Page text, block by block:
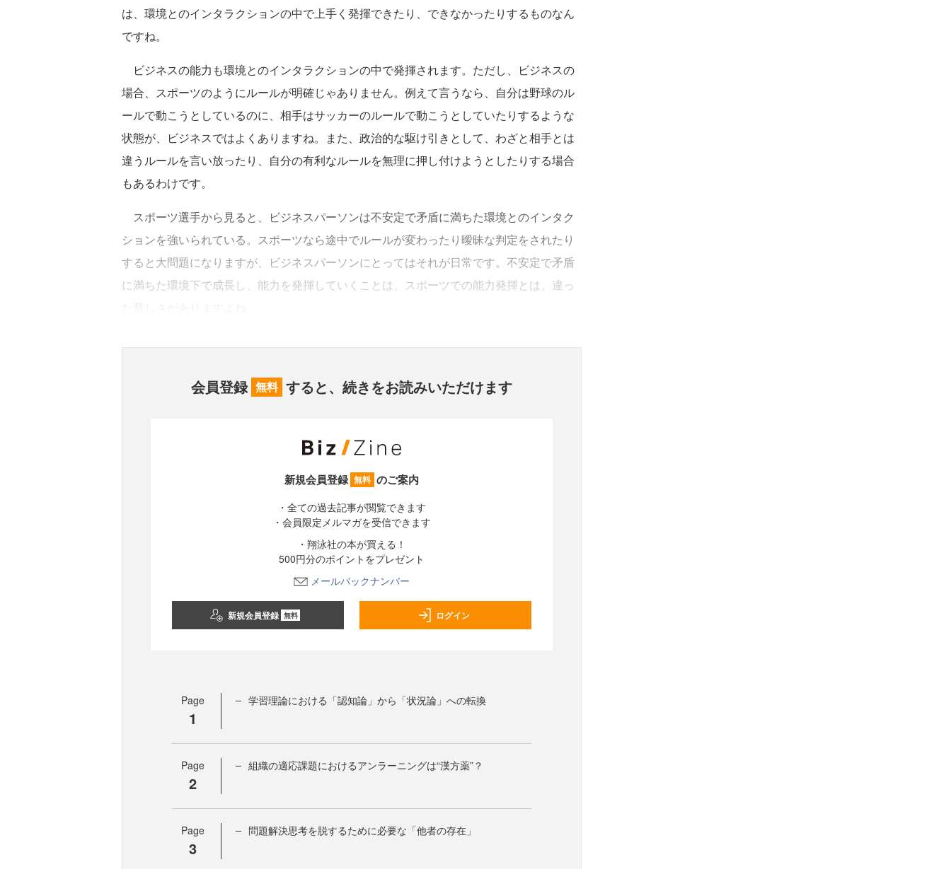
は、環境とのインタラクションの中で上手く発揮できたり、できなかったりするものなん
ですね。
ビジネスの能力も環境とのインタラクションの中で発揮されます。ただし、ビジネスの
場合、スポーツのようにルールが明確じゃありません。例えて言うなら、自分は野球のル
ールで動こうとしているのに、相手はサッカーのルールで動こうとしていたりするような
状態が、ビジネスではよくありますね。また、政治的な駆け引きとして、わざと相手とは
違うルールを言い放ったり、自分の有利なルールを無理に押し付けようとしたりする場合
もあるわけです。
スポーツ選手から見ると、ビジネスパーソンは不安定で矛盾に満ちた環境とのインタク
ションを強いられている。スポーツなら途中でルールが変わったり曖昧な判定をされたり
すると大問題になりますが、ビジネスパーソンにとってはそれが日常です。不安定で矛盾
に満ちた環境下で成長し、能力を発揮していくことは、スポーツでの能力発揮とは、違っ
会員登録 無料 すると、続きをお読みいただけます
新規会員登録 無料 のご案内
・全ての過去記事が閲覧できます
・会員限定メルマガを受信できます
・翔泳社の本が買える！
500円分のポイントをプレゼント
メールバックナンバー
新規会員登録 無料 ログイン
Page
1
学習理論における「認知論」から「状況論」への転換
Page
2
組織の適応課題におけるアンラーニングは“漢方薬”？
Page
3
問題解決思考を脱するために必要な「他者の存在」